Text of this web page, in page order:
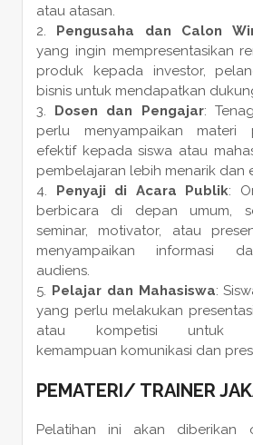
atau atasan.
Pengusaha dan Calon
yang ingin mempresentasikan
produk kepada investor,
bisnis untuk mendapatkan
Dosen dan Pengajar:
perlu menyampaikan materi
efektif kepada siswa atau
pembelajaran lebih menarik dan
Penyaji di Acara Publik:
berbicara di depan umum,
seminar, motivator, atau
menyampaikan informasi
audiens.
Pelajar dan Mahasiswa:
yang perlu melakukan
atau kompetisi untuk
kemampuan komunikasi dan
PEMATERI/ TRAINER
Pelatihan ini akan diberikan